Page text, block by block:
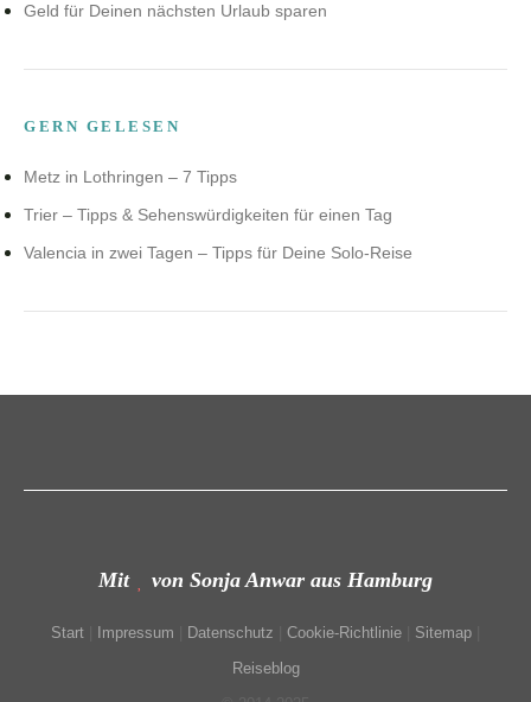
Geld für Deinen nächsten Urlaub sparen
GERN GELESEN
Metz in Lothringen – 7 Tipps
Trier – Tipps & Sehenswürdigkeiten für einen Tag
Valencia in zwei Tagen – Tipps für Deine Solo-Reise
Mit von Sonja Anwar aus Hamburg
Start Impressum Datenschutz Cookie-Richtlinie Sitemap
Reiseblog